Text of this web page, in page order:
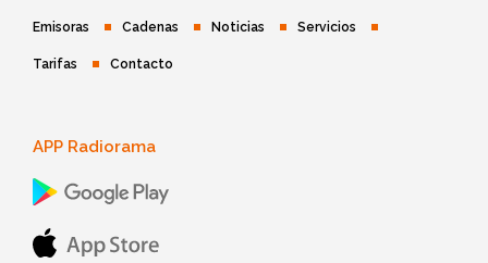
Emisoras Cadenas Noticias Servicios
Tarifas Contacto
APP Radiorama